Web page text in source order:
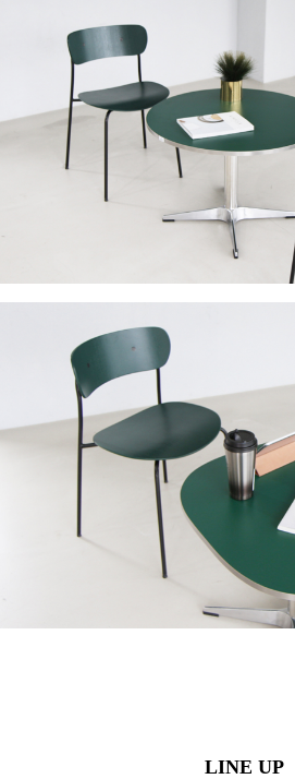
LINE UP